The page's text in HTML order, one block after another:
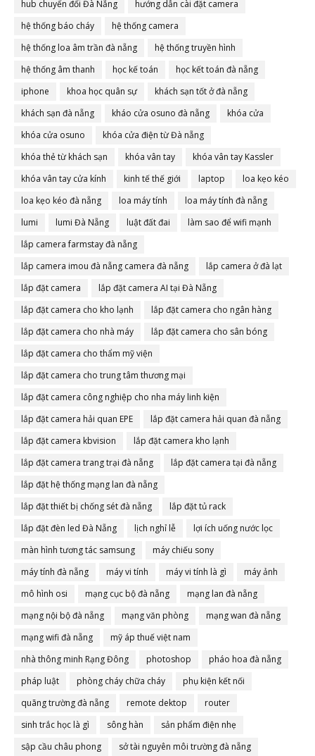
hub chuyển đổi Đà Nẵng
hướng dẫn cài đặt camera
hệ thống báo cháy
hệ thống camera
hệ thống loa âm trần đà nẵng
hệ thống truyền hình
hệ thống âm thanh
học kế toán
học kết toán đà nẵng
iphone
khoa học quân sự
khách sạn tốt ở đà nẵng
khách sạn đà nẵng
kháo cửa osuno đà nẵng
khóa cửa
khóa cửa osuno
khóa cửa điện từ Đà nẵng
khóa thẻ từ khách sạn
khóa vân tay
khóa vân tay Kassler
khóa vân tay cửa kính
kinh tế thế giới laptop
loa kẹo kéo
loa kẹo kéo đà nẵng
loa máy tính
loa máy tính đà nẵng
lumi
lumi Đà Nẵng luật đất đai
làm sao để wifi mạnh
lắp camera farmstay đà nẵng
lắp camera imou đà nẵng camera đà nẵng
lắp camera ở đà lạt
lắp đặt camera
lắp đặt camera AI tại Đà Nẵng
lắp đặt camera cho kho lạnh
lắp đặt camera cho ngân hàng
lắp đặt camera cho nhà máy
lắp đặt camera cho sân bóng
lắp đặt camera cho thẩm mỹ viện
lắp đặt camera cho trung tâm thương mại
lắp đặt camera công nghiệp cho nha máy linh kiện
lắp đặt camera hải quan EPE
lắp đặt camera hải quan đà nẵng
lắp đặt camera kbvision
lắp đặt camera kho lạnh
lắp đặt camera trang trại đà nẵng
lắp đặt camera tại đà nẵng
lắp đặt hệ thống mạng lan đà nẵng
lắp đặt thiết bị chống sét đà nẵng
lắp đặt tủ rack
lắp đặt đèn led Đà Nẵng
lịch nghỉ lễ
lợi ích uống nước lọc
màn hình tương tác samsung
máy chiếu sony
máy tính đà nẵng
máy vi tính máy vi tính là gì
máy ảnh
mô hình osi
mạng cục bộ đà nẵng
mạng lan đà nẵng
mạng nội bộ đà nẵng
mạng văn phòng
mạng wan đà nẵng
mạng wifi đà nẵng
mỹ áp thuế việt nam
nhà thông minh Rạng Đông
photoshop
pháo hoa đà nẵng
pháp luật
phòng cháy chữa cháy
phụ kiện kết nối
quãng trường đà nẵng
remote dektop
router
sinh trắc học là gì
sông hàn
sản phẩm điện nhẹ
sập cầu châu phong
sở tài nguyên môi trường đà nẵng